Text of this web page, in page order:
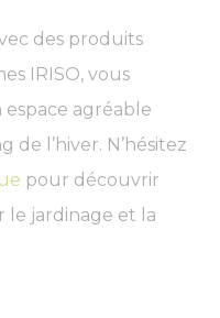
des produits
IRISO, vous
agréable
l’hiver. N’hésitez
pour découvrir
le jardinage et la